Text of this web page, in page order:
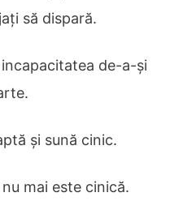
să dispară.
de-a-și
și sună cinic.
mai este cinică.